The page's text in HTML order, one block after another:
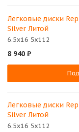
Легковые диски
Silver Литой
6.5x16 5x112
8 940 ₽
Легковые диски
Silver Литой
6.5x16 5x112